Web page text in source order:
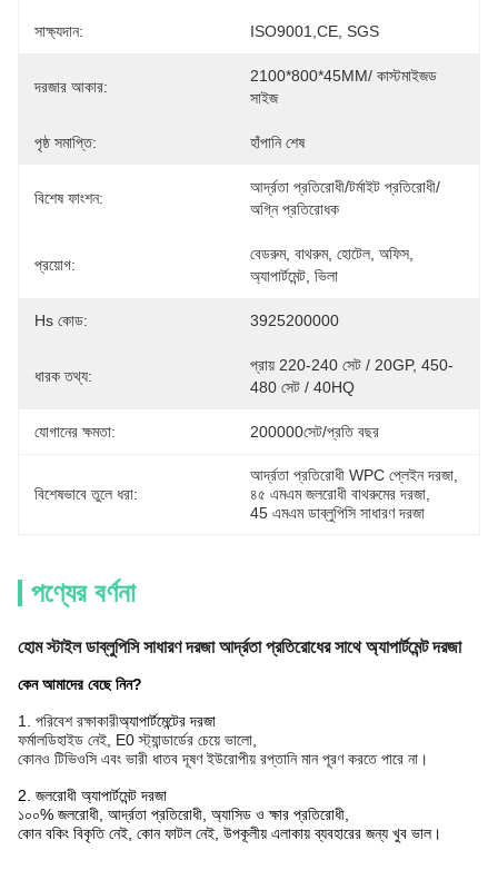
সাক্ষ্যদান: ISO9001,CE, SGS
দরজার আকার:
2100*800*45MM/ কাস্টমাইজড
সাইজ
পৃষ্ঠ সমাপ্তি: হাঁপানি শেষ
বিশেষ ফাংশন:
আর্দ্রতা প্রতিরোধী/টর্মাইট প্রতিরোধী/
অগ্নি প্রতিরোধক
প্রয়োগ:
বেডরুম, বাথরুম, হোটেল, অফিস,
অ্যাপার্টমেন্ট, ভিলা
Hs কোড: 3925200000
ধারক তথ্য:
প্রায় 220-240 সেট / 20GP, 450-
480 সেট / 40HQ
যোগানের ক্ষমতা: 200000সেট/প্রতি বছর
বিশেষভাবে তুলে ধরা:
আর্দ্রতা প্রতিরোধী WPC প্লেইন দরজা
৪৫ এমএম জলরোধী বাথরুমের দরজা
45 এমএম ডাব্লুপিসি সাধারণ দরজা
পণ্যের বর্ণনা
হোম স্টাইল ডাব্লুপিসি সাধারণ দরজা আর্দ্রতা প্রতিরোধের সাথে অ্যাপার্টমেন্ট দরজা
কেন আমাদের বেছে নিন?
1. পরিবেশ রক্ষাকারীঅ্যাপার্টমেন্টের দরজা
ফর্মালডিহাইড নেই, E0 স্ট্যান্ডার্ডের চেয়ে ভালো,
কোনও টিভিওসি এবং ভারী ধাতব দূষণ ইউরোপীয় রপ্তানি মান পূরণ করতে পারে না।
2. জলরোধী অ্যাপার্টমেন্ট দরজা
১০০% জলরোধী, আর্দ্রতা প্রতিরোধী, অ্যাসিড ও ক্ষার প্রতিরোধী,
কোন বকিং বিকৃতি নেই, কোন ফাটল নেই, উপকূলীয় এলাকায় ব্যবহারের জন্য খুব ভাল।